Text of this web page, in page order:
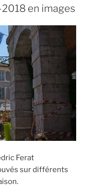
en images
Ferat
sur différents